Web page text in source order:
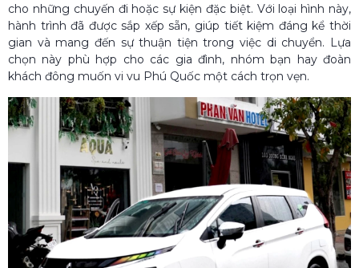
cho những chuyến đi hoặc sự kiện đặc biệt. Với loại hình này,
hành trình đã được sắp xếp sẵn, giúp tiết kiệm đáng kể thời
gian và mang đến sự thuận tiện trong việc di chuyển. Lựa
chọn này phù hợp cho các gia đình, nhóm bạn hay đoàn
khách đông muốn vi vu Phú Quốc một cách trọn vẹn.